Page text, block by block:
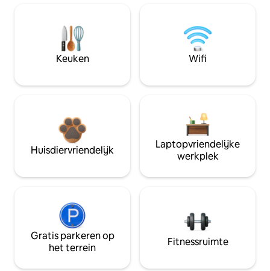
Keuken Wifi
Huisdiervriendelijk
Laptopvriendelijke
werkplek
Gratis parkeren op
het terrein
Fitnessruimte